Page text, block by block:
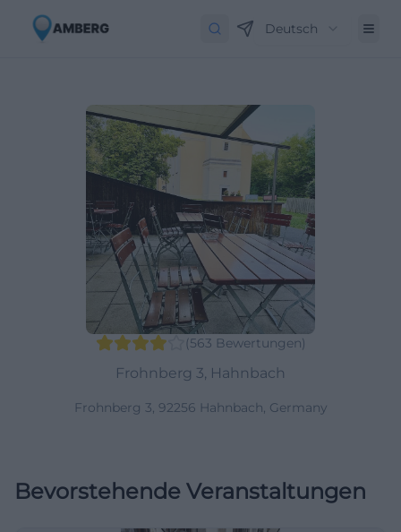
Deutsch
(563 Bewertungen)
Frohnberg 3, Hahnbach
Frohnberg 3, 92256 Hahnbach, Germany
Bevorstehende Veranstaltungen